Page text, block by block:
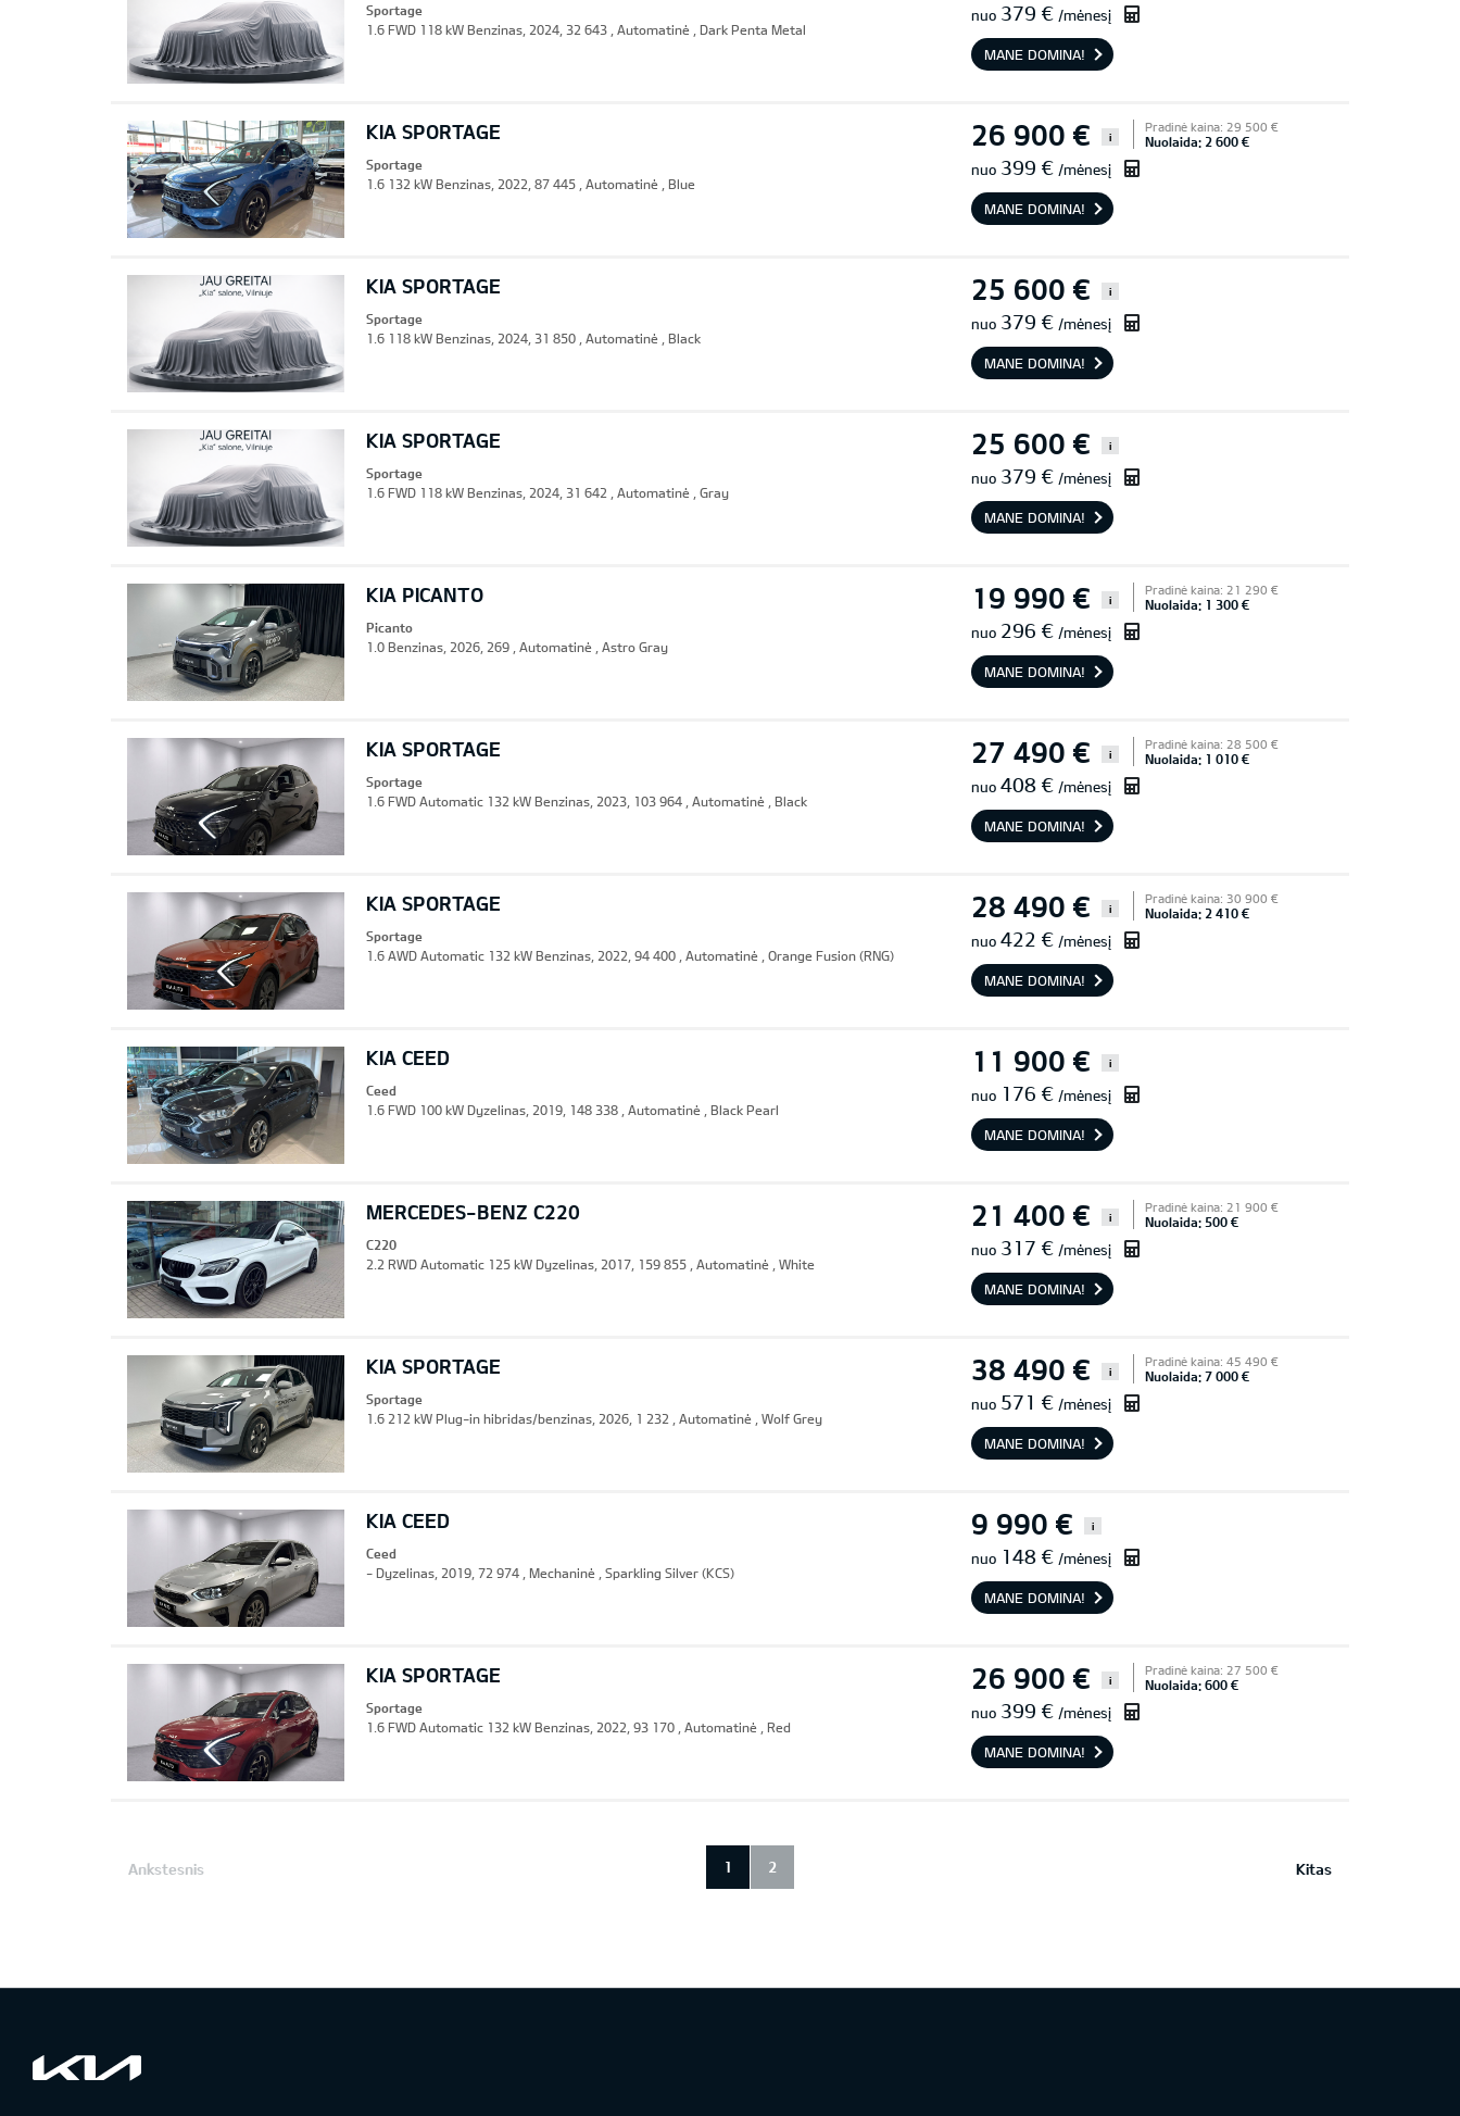
nuo 379 € /mėnesį
Sportage
1.6 FWD 118 kW Benzinas, 2024, 32 643 , Automatinė , Dark Penta Metal
MANE DOMINA!
KIA SPORTAGE 26 900 € i
Pradinė kaina: 29 500 €
Nuolaida: 2 600 €
nuo 399 € /mėnesį
Sportage
1.6 132 kW Benzinas, 2022, 87 445 , Automatinė , Blue
MANE DOMINA!
KIA SPORTAGE 25 600 € i
nuo 379 € /mėnesį
Sportage
1.6 118 kW Benzinas, 2024, 31 850 , Automatinė , Black
MANE DOMINA!
KIA SPORTAGE 25 600 € i
nuo 379 € /mėnesį
Sportage
1.6 FWD 118 kW Benzinas, 2024, 31 642 , Automatinė , Gray
MANE DOMINA!
KIA PICANTO 19 990 € i
Pradinė kaina: 21 290 €
Nuolaida: 1 300 €
nuo 296 € /mėnesį
Picanto
1.0 Benzinas, 2026, 269 , Automatinė , Astro Gray
MANE DOMINA!
KIA SPORTAGE 27 490 € i
Pradinė kaina: 28 500 €
Nuolaida: 1 010 €
nuo 408 € /mėnesį
Sportage
1.6 FWD Automatic 132 kW Benzinas, 2023, 103 964 , Automatinė , Black
MANE DOMINA!
KIA SPORTAGE 28 490 € i
Pradinė kaina: 30 900 €
Nuolaida: 2 410 €
nuo 422 € /mėnesį
Sportage
1.6 AWD Automatic 132 kW Benzinas, 2022, 94 400 , Automatinė , Orange Fusion (RNG)
MANE DOMINA!
KIA CEED 11 900 € i
nuo 176 € /mėnesį
Ceed
1.6 FWD 100 kW Dyzelinas, 2019, 148 338 , Automatinė , Black Pearl
MANE DOMINA!
MERCEDES-BENZ C220 21 400 € i
Pradinė kaina: 21 900 €
Nuolaida: 500 €
nuo 317 € /mėnesį
C220
2.2 RWD Automatic 125 kW Dyzelinas, 2017, 159 855 , Automatinė , White
MANE DOMINA!
KIA SPORTAGE 38 490 € i
Pradinė kaina: 45 490 €
Nuolaida: 7 000 €
nuo 571 € /mėnesį
Sportage
1.6 212 kW Plug-in hibridas/benzinas, 2026, 1 232 , Automatinė , Wolf Grey
MANE DOMINA!
KIA CEED 9 990 € i
nuo 148 € /mėnesį
Ceed
- Dyzelinas, 2019, 72 974 , Mechaninė , Sparkling Silver (KCS)
MANE DOMINA!
KIA SPORTAGE 26 900 € i
Pradinė kaina: 27 500 €
Nuolaida: 600 €
nuo 399 € /mėnesį
Sportage
1.6 FWD Automatic 132 kW Benzinas, 2022, 93 170 , Automatinė , Red
MANE DOMINA!
Ankstesnis Kitas
1 2